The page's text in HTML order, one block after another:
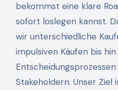
bekommst eine klare
sofort loslegen kannst.
wir unterschiedliche
impulsiven Käufen bis
Stakeholdern. Unser Ziel